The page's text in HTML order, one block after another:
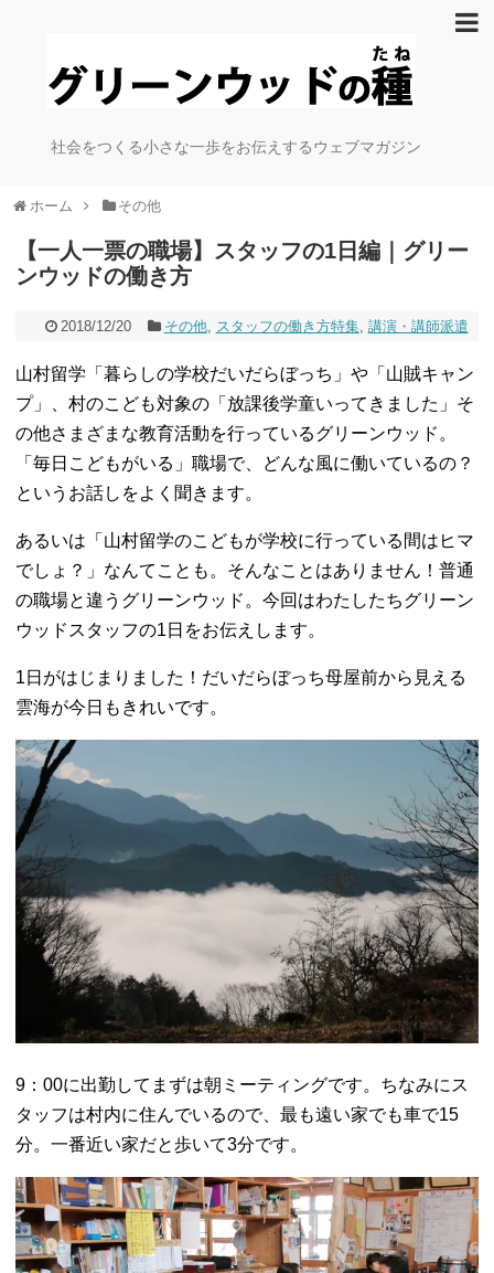
社会をつくる小さな一歩をお伝えするウェブマガジン
ホーム その他
【一人一票の職場】スタッフの1日編｜グリー
ンウッドの働き方
2018/12/20 その他, スタッフの働き方特集, 講演・講師派遣
山村留学「暮らしの学校だいだらぼっち」や「山賊キャン
プ」、村のこども対象の「放課後学童いってきました」そ
の他さまざまな教育活動を行っているグリーンウッド。
「毎日こどもがいる」職場で、どんな風に働いているの？
というお話しをよく聞きます。
あるいは「山村留学のこどもが学校に行っている間はヒマ
でしょ？」なんてことも。そんなことはありません！普通
の職場と違うグリーンウッド。今回はわたしたちグリーン
ウッドスタッフの1日をお伝えします。
1日がはじまりました！だいだらぼっち母屋前から見える
雲海が今日もきれいです。
9：00に出勤してまずは朝ミーティングです。ちなみにス
タッフは村内に住んでいるので、最も遠い家でも車で15
分。一番近い家だと歩いて3分です。